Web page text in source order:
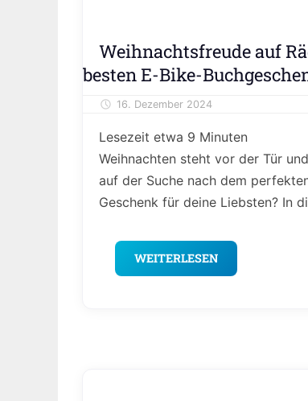
&
Kolumne
Freizeit
Weihnachtsfreude auf
besten E-Bike-
16. Dezember 2024
Lesezeit etwa 9 Minuten
Weihnachten steht vor der Tür
auf der Suche nach dem
Geschenk für deine Liebsten? In
WEITERLESEN